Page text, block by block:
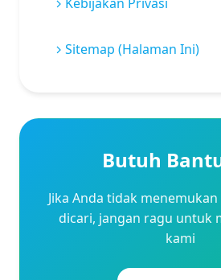
Sitemap (Halaman Ini)
Butuh
Jika Anda tidak
dicari, jangan ragu untuk
kami